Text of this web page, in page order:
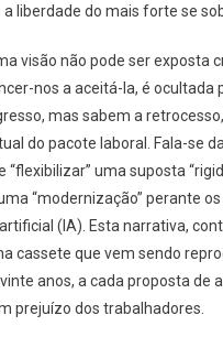
a liberdade do mais forte se
visão não pode ser exposta
nos a aceitá-la, é ocultada
mas sabem a
do pacote laboral. Fala-se
“flexibilizar” uma suposta
“modernização” perante
(IA). Esta narrativa,
cassete que vem sendo
anos, a cada proposta de
prejuízo dos trabalhadores.